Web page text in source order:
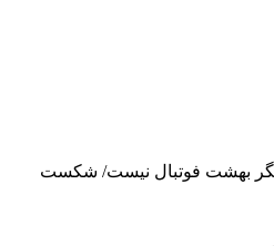
دیگر بهشت فوتبال نیست/ شکست